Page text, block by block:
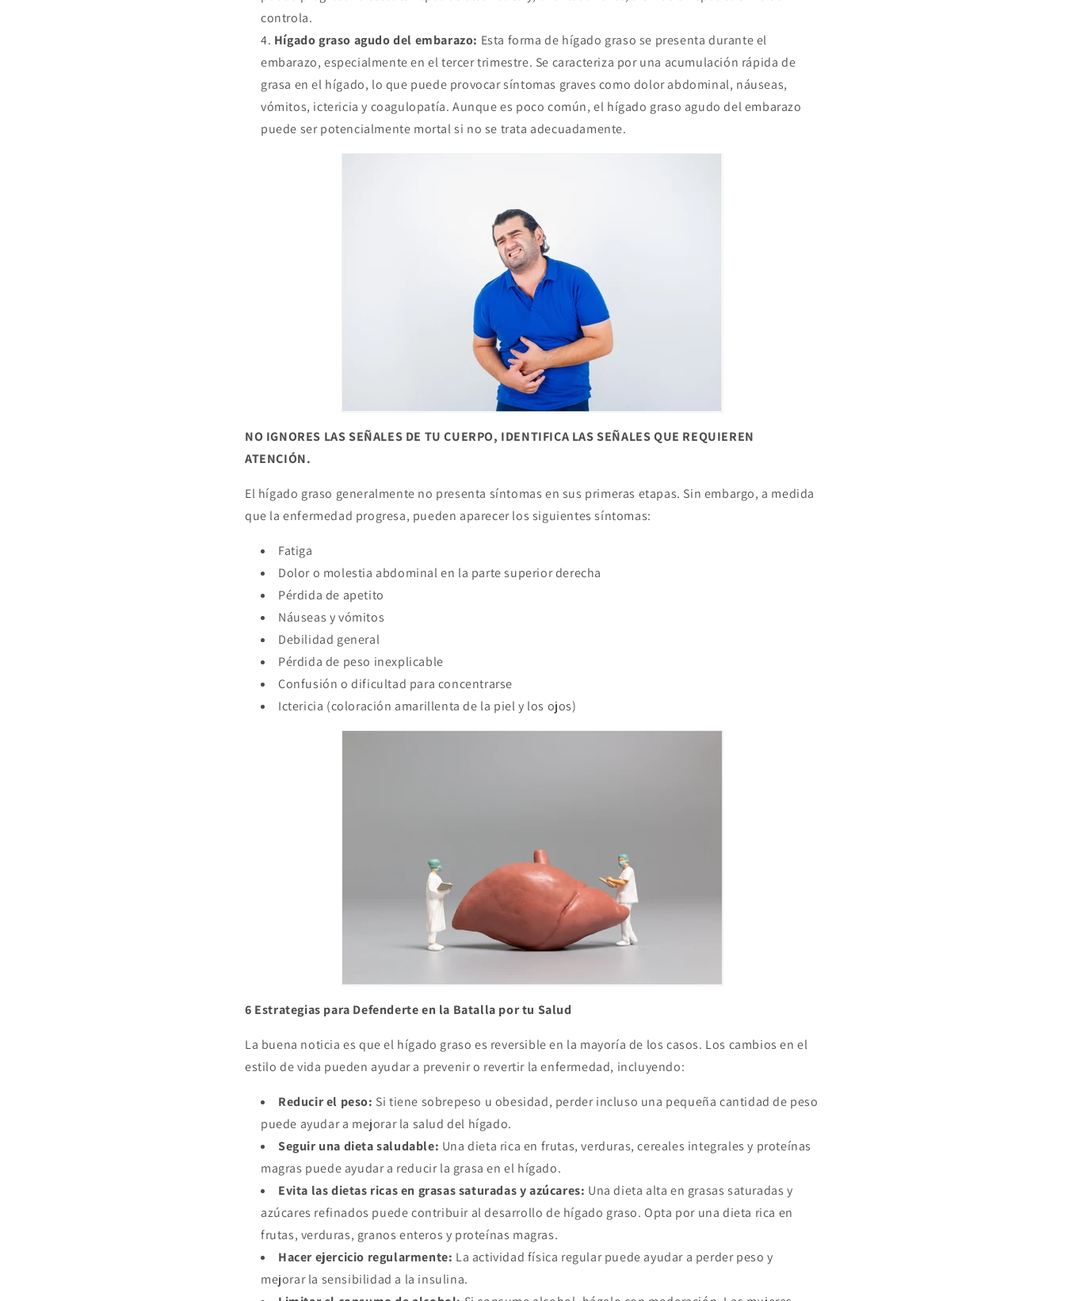
controla.
Hígado graso agudo del embarazo: Esta forma de hígado graso se presenta durante el
embarazo, especialmente en el tercer trimestre. Se caracteriza por una acumulación rápida de
grasa en el hígado, lo que puede provocar síntomas graves como dolor abdominal, náuseas,
vómitos, ictericia y coagulopatía. Aunque es poco común, el hígado graso agudo del embarazo
puede ser potencialmente mortal si no se trata adecuadamente.
NO IGNORES LAS SEÑALES DE TU CUERPO, IDENTIFICA LAS SEÑALES QUE REQUIEREN
ATENCIÓN.
El hígado graso generalmente no presenta síntomas en sus primeras etapas. Sin embargo, a medida
que la enfermedad progresa, pueden aparecer los siguientes síntomas:
Fatiga
Dolor o molestia abdominal en la parte superior derecha
Pérdida de apetito
Náuseas y vómitos
Debilidad general
Pérdida de peso inexplicable
Confusión o dificultad para concentrarse
Ictericia (coloración amarillenta de la piel y los ojos)
6 Estrategias para Defenderte en la Batalla por tu Salud
La buena noticia es que el hígado graso es reversible en la mayoría de los casos. Los cambios en el
estilo de vida pueden ayudar a prevenir o revertir la enfermedad, incluyendo:
Reducir el peso: Si tiene sobrepeso u obesidad, perder incluso una pequeña cantidad de peso
puede ayudar a mejorar la salud del hígado.
Seguir una dieta saludable: Una dieta rica en frutas, verduras, cereales integrales y proteínas
magras puede ayudar a reducir la grasa en el hígado.
Evita las dietas ricas en grasas saturadas y azúcares: Una dieta alta en grasas saturadas y
azúcares refinados puede contribuir al desarrollo de hígado graso. Opta por una dieta rica en
frutas, verduras, granos enteros y proteínas magras.
Hacer ejercicio regularmente: La actividad física regular puede ayudar a perder peso y
mejorar la sensibilidad a la insulina.